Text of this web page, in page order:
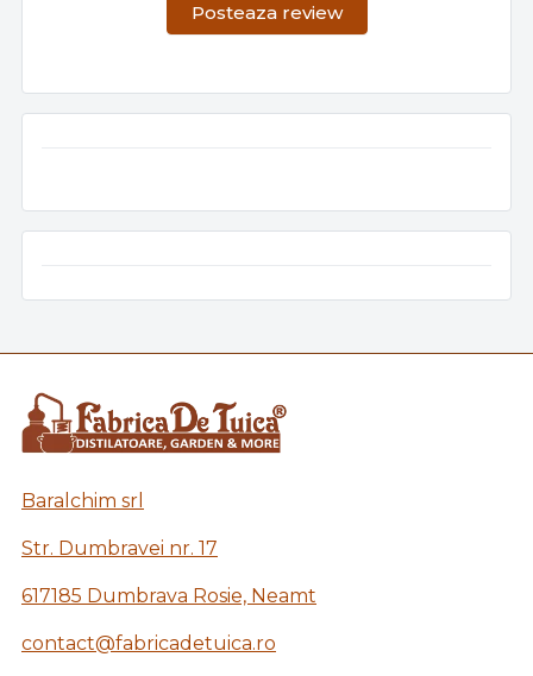
Posteaza review
Baralchim srl
Str. Dumbravei nr. 17
617185 Dumbrava Rosie, Neamt
contact@fabricadetuica.ro